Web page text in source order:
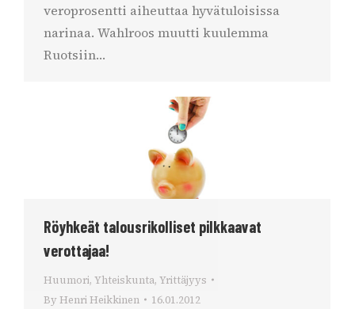
veroprosentti aiheuttaa hyvätuloisissa
narinaa. Wahlroos muutti kuulemma
Ruotsiin…
Röyhkeät talousrikolliset pilkkaavat
verottajaa!
Huumori, Yhteiskunta, Yrittäjyys
By Henri Heikkinen 16.01.2012